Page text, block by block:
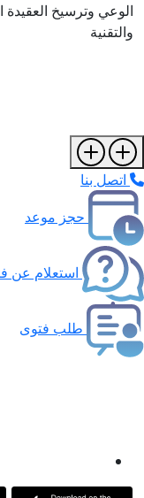
الوعي وترسيخ العقيدة
والتقنية
اتصل بنا
حجز موعد
استعلام عن
طلب فتوى